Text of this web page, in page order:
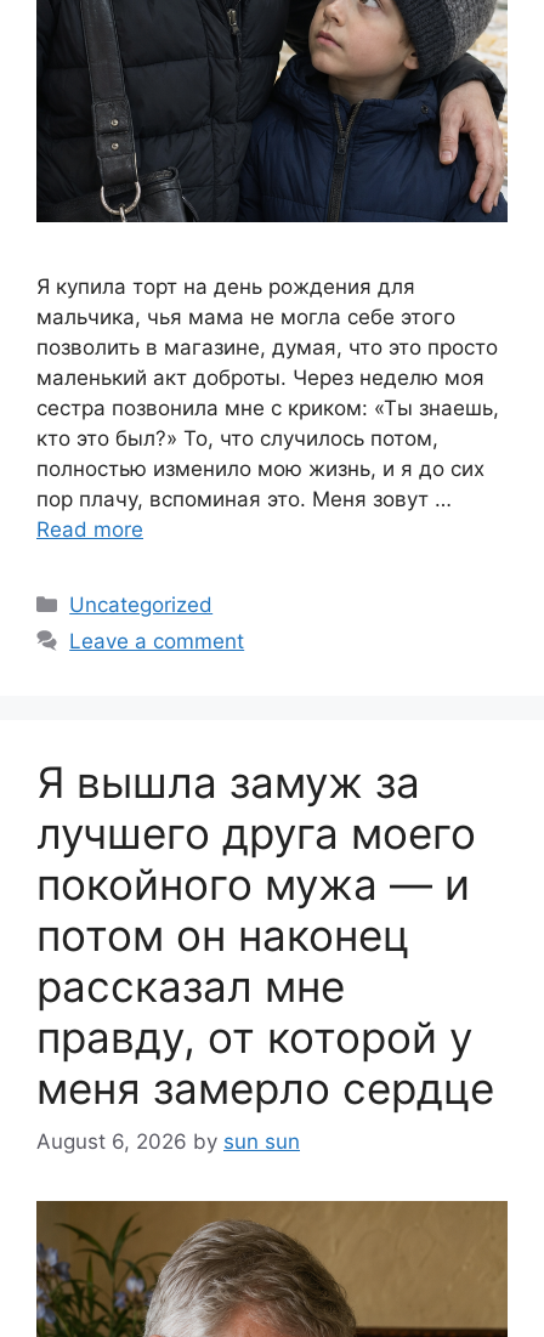
Я купила торт на день рождения для
мальчика, чья мама не могла себе этого
позволить в магазине, думая, что это просто
маленький акт доброты. Через неделю моя
сестра позвонила мне с криком: «Ты знаешь,
кто это был?» То, что случилось потом,
полностью изменило мою жизнь, и я до сих
пор плачу, вспоминая это. Меня зовут …
Read more
Categories
Uncategorized
Leave a comment
Я вышла замуж за
лучшего друга моего
покойного мужа — и
потом он наконец
рассказал мне
правду, от которой у
меня замерло сердце
August 6, 2026 by sun sun